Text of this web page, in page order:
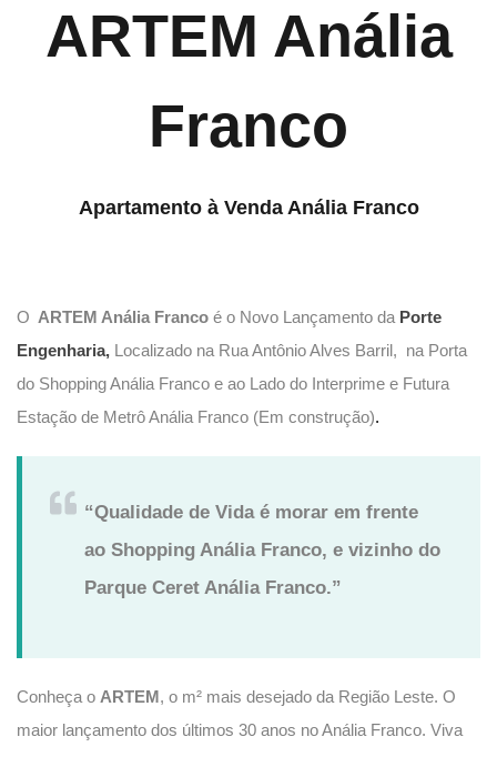
ARTEM Anália
Franco
Apartamento à Venda Anália Franco
O ARTEM Anália Franco é o Novo Lançamento da Porte
Engenharia, Localizado na Rua Antônio Alves Barril, na Porta
do Shopping Anália Franco e ao Lado do Interprime e Futura
Estação de Metrô Anália Franco (Em construção).
“Qualidade de Vida é morar em frente
ao Shopping Anália Franco, e vizinho do
Parque Ceret Anália Franco.”
Conheça o ARTEM, o m² mais desejado da Região Leste. O
maior lançamento dos últimos 30 anos no Anália Franco. Viva